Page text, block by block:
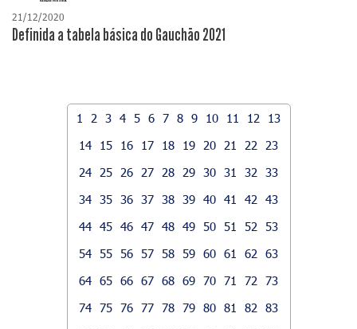
21/12/2020
Definida a tabela básica do Gauchão 2021
1 2 3 4 5 6 7 8 9 10 11 12
13
14
15 16 17 18 19 20 21 22
23
24
25 26 27 28 29 30 31 32
33
34 35 36 37 38 39 40 41 42
43
44 45 46 47 48 49 50 51 52
53
54 55 56 57 58 59 60 61 62
63
64 65 66 67 68 69 70 71 72
73
74 75 76 77 78 79 80 81 82
83